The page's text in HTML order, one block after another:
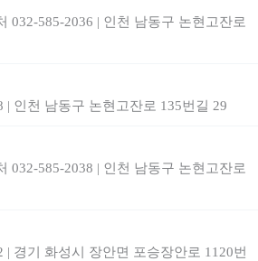
032-585-2036 | 인천 남동구 논현고잔로
| 인천 남동구 논현고잔로 135번길 29
032-585-2038 | 인천 남동구 논현고잔로
| 경기 화성시 장안면 포승장안로 1120번